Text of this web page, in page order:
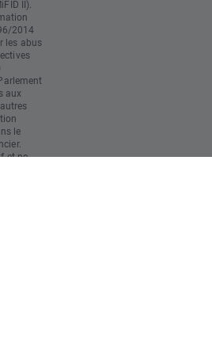
II).
2014
les abus
aux
le
et ne